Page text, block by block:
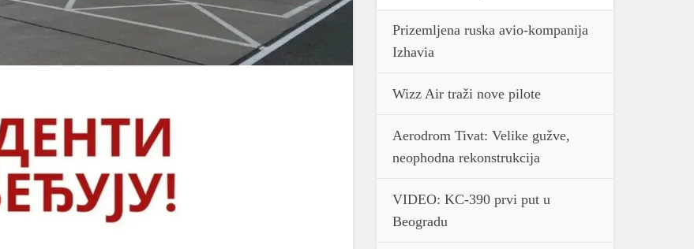
Prizemljena ruska avio-kompanija
Izhavia
Wizz Air traži nove pilote
Aerodrom Tivat: Velike gužve,
neophodna rekonstrukcija
VIDEO: KC-390 prvi put u
Beogradu